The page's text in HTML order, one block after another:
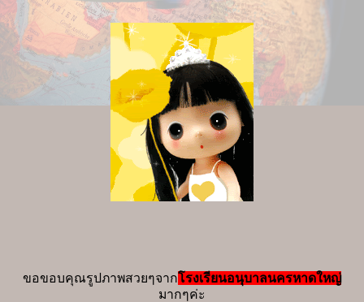
ขอขอบคุณรูปภาพสวยๆจากโรงเรียนอนุบาลนครหาดใหญ่
มากๆค่ะ